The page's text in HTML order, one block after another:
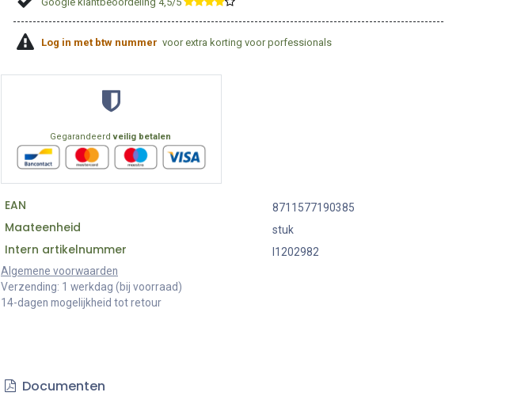
​
Log in met btw nummer voor extra korting voor porfessionals
Gegarandeerdveilig betalen
EAN 8711577190385
Maateenheid stuk
Intern artikelnummer
I1202982
Algemene voorwaarden
Verzending: 1 werkdag (bij voorraad)
14-dagen mogelijkheid tot retour
Documenten